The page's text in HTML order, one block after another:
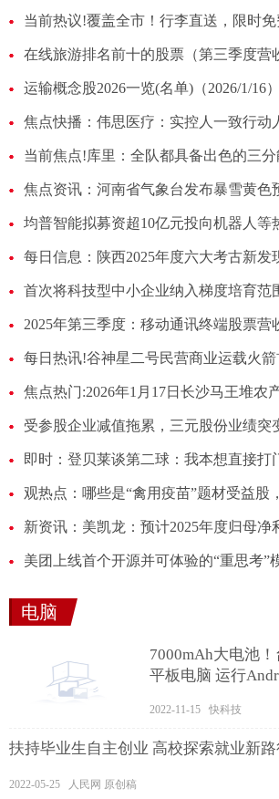
当前热议!覆盖全市！行李直送，限时免
焦点资讯：河南省气象台发布暴雪黄色
每日信息：陕西2025年度六大考古新发
美团上线首个开源并可体验的“重思考”
电脑
7000mAh大电池
平板电脑 运行
2022-11-15 快科技
扶持毕业生自主创业 高校探索就业新
2022-05-25 人民网 原创稿